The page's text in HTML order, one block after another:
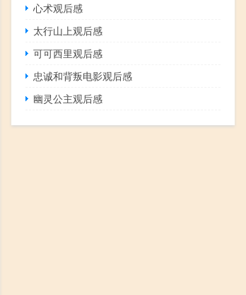
心术观后感
太行山上观后感
可可西里观后感
忠诚和背叛电影观后感
幽灵公主观后感